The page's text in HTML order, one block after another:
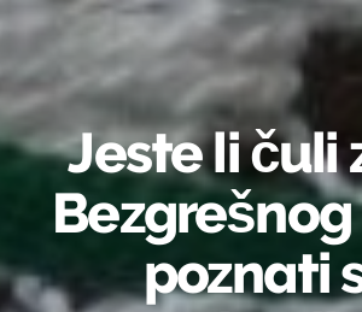
Jeste li čuli
poznati